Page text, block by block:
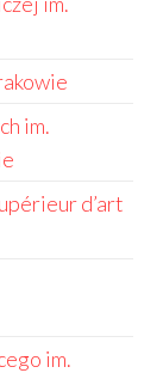
im.
d’art
im.